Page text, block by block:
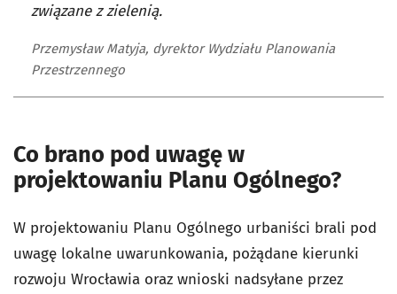
związane z zielenią.
Przemysław Matyja, dyrektor Wydziału Planowania
Przestrzennego
Co brano pod uwagę w
projektowaniu Planu Ogólnego?
W projektowaniu Planu Ogólnego urbaniści brali pod
uwagę lokalne uwarunkowania, pożądane kierunki
rozwoju Wrocławia oraz wnioski nadsyłane przez